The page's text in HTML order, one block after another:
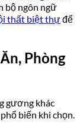
bộ ngôn ngữ
thất biệt thựđể
Phòng
gương khác
biến khi chọn.